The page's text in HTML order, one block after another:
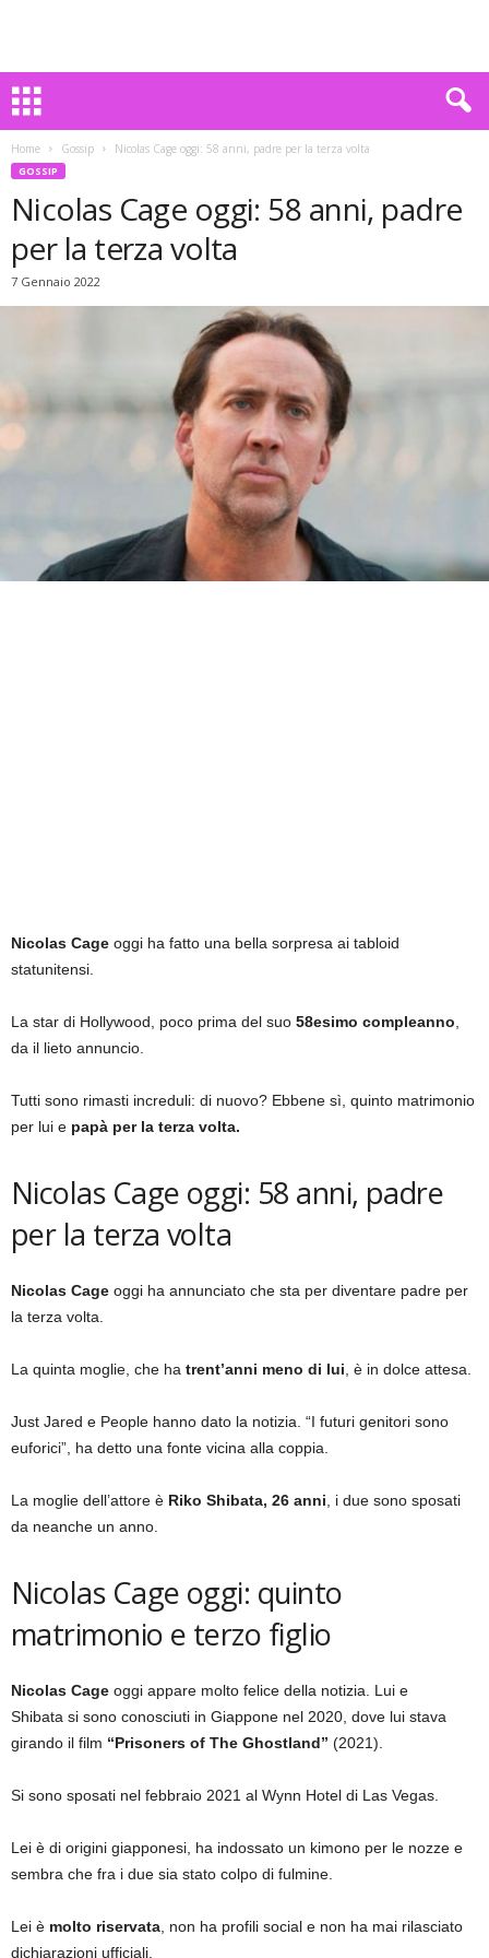
Home Gossip Nicolas Cage oggi: 58 anni, padre per la terza volta
GOSSIP
Nicolas Cage oggi: 58 anni, padre
per la terza volta
7 Gennaio 2022
Nicolas Cage oggi ha fatto una bella sorpresa ai tabloid
statunitensi.
La star di Hollywood, poco prima del suo 58esimo compleanno
da il lieto annuncio.
Tutti sono rimasti increduli: di nuovo? Ebbene sì, quinto matrimonio
per lui e papà per la terza volta.
Nicolas Cage oggi: 58 anni, padre
per la terza volta
Nicolas Cage oggi ha annunciato che sta per diventare padre per
la terza volta.
La quinta moglie, che ha trent’anni meno di lui , è in dolce attesa.
Just Jared e People hanno dato la notizia. “I futuri genitori sono
euforici”, ha detto una fonte vicina alla coppia.
La moglie dell’attore è Riko Shibata, 26 anni , i due sono sposati
da neanche un anno.
Nicolas Cage oggi: quinto
matrimonio e terzo figlio
Nicolas Cage oggi appare molto felice della notizia. Lui e
Shibata si sono conosciuti in Giappone nel 2020, dove lui stava
girando il film “Prisoners of The Ghostland” (2021).
Si sono sposati nel febbraio 2021 al Wynn Hotel di Las Vegas.
Lei è di origini giapponesi, ha indossato un kimono per le nozze e
sembra che fra i due sia stato colpo di fulmine.
Lei è molto riservata , non ha profili social e non ha mai rilasciato
dichiarazioni ufficiali.